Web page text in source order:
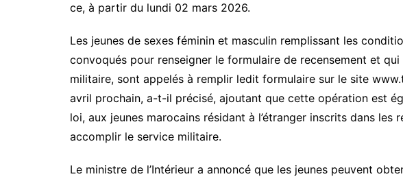
ce, à partir du lundi 02 mars 2026.
Les jeunes de sexes féminin et masculin remplissant les
convoqués pour renseigner le formulaire de recensement et
militaire, sont appelés à remplir ledit formulaire sur le site
avril prochain, a-t-il précisé, ajoutant que cette opération est
loi, aux jeunes marocains résidant à l’étranger inscrits dans les
accomplir le service militaire.
Le ministre de l’Intérieur a annoncé que les jeunes peuvent